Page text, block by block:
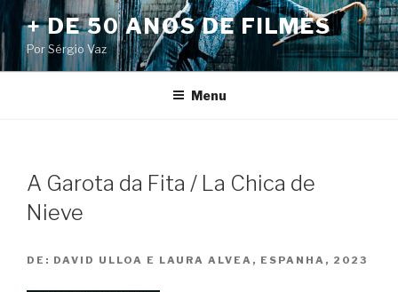
Pular
para
o
conteúdo
+ DE 50 ANOS DE FILMES
Por Sérgio Vaz
Menu
A Garota da Fita / La Chica de
Nieve
DE: DAVID ULLOA E LAURA ALVEA, ESPANHA, 2023